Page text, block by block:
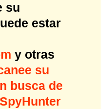
su
estar
y otras
su
busca de